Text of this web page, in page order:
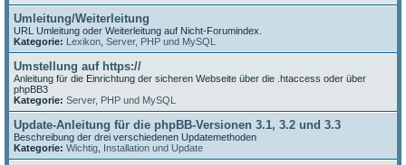
Umleitung/Weiterleitung
URL Umleitung oder Weiterleitung auf Nicht-Forumindex.
Kategorie: Lexikon Server, PHP und MySQL
Umstellung auf https://
Anleitung für die Einrichtung der sicheren Webseite über die .htaccess oder über
phpBB3
Kategorie: Server, PHP und MySQL
Update-Anleitung für die phpBB-Versionen 3.1, 3.2 und 3.3
Beschreibung der drei verschiedenen Updatemethoden
Kategorie: Wichtig Installation und Update